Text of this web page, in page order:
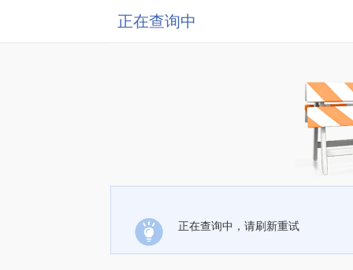
正在查询中
正在查询中，请刷新重试